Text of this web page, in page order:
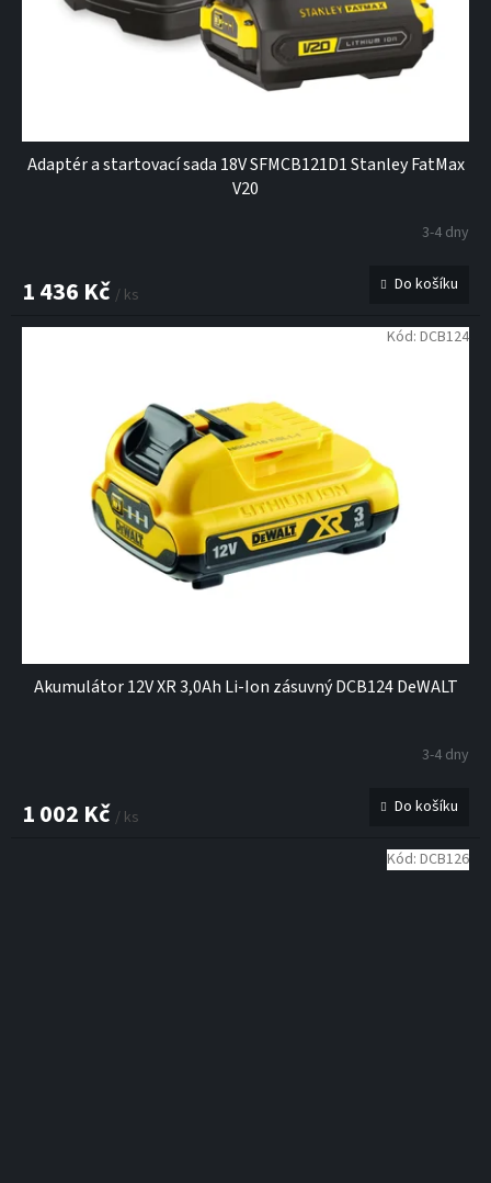
Adaptér a startovací sada 18V SFMCB121D1 Stanley FatMax
V20
3-4 dny
1 436 Kč / ks Do košíku
Akumulátor 12V XR 3,0Ah Li-Ion zásuvný DCB124 DeWALT
3-4 dny
1 002 Kč / ks Do košíku
Kód: DCB124
Kód: DCB126